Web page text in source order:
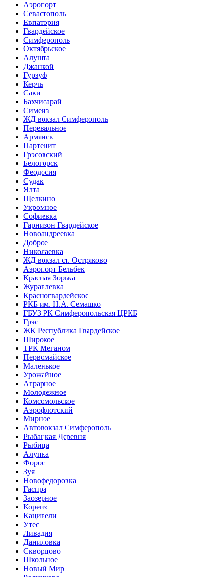
Аэропорт
Севастополь
Евпатория
Гвардейское
Симферополь
Октябрьское
Алушта
Джанкой
Гурзуф
Керчь
Саки
Бахчисарай
Симеиз
ЖД вокзал Симферополь
Перевальное
Армянск
Партенит
Грэсовский
Белогорск
Феодосия
Судак
Ялта
Щелкино
Укромное
Софиевка
Гарнизон Гвардейское
Новоандреевка
Доброе
Николаевка
ЖД вокзал ст. Остряково
Аэропорт Бельбек
Красная Зорька
Журавлевка
Красногвардейское
РКБ им. Н.А. Семашко
ГБУЗ РК Симферопольская ЦРКБ
Грэс
ЖК Республика Гвардейское
Широкое
ТРК Меганом
Первомайское
Маленькое
Урожайное
Аграрное
Молодежное
Комсомольское
Аэрофлотский
Мирное
Автовокзал Симферополь
Рыбацкая Деревня
Рыбица
Алупка
Форос
Зуя
Новофедоровка
Гаспра
Заозерное
Кореиз
Кацивели
Утес
Ливадия
Даниловка
Скворцово
Школьное
Новый Мир